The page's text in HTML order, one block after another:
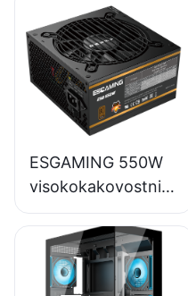
ESGAMING 550W
visokokakovostni
napajalniki za
namizne
računalnike z
učinkovitostjo 85